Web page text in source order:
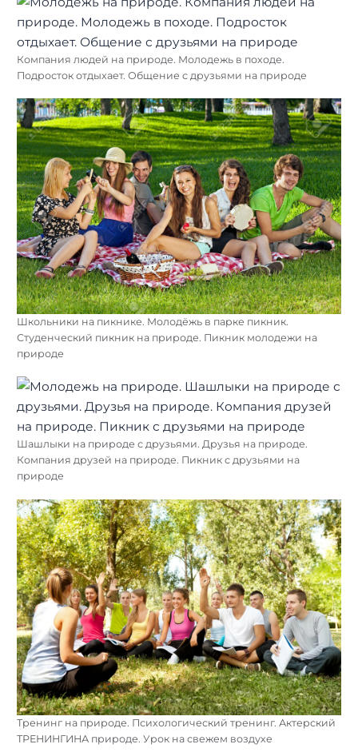
Компания людей на природе. Молодежь в походе.
Подросток отдыхает. Общение с друзьями на природе
Школьники на пикнике. Молодёжь в парке пикник.
Студенческий пикник на природе. Пикник молодежи на
природе
Шашлыки на природе с друзьями. Друзья на природе.
Компания друзей на природе. Пикник с друзьями на
природе
Тренинг на природе. Психологический тренинг. Актерский
ТРЕНИНГИНА природе. Урок на свежем воздухе